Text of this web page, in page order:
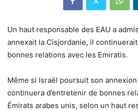
Un haut responsable des EAU a
annexait la Cisjordanie, il
bonnes relations avec les Emiratis.
Même si Israël poursuit son
continuera d’entretenir de bonnes
Émirats arabes unis, selon un haut